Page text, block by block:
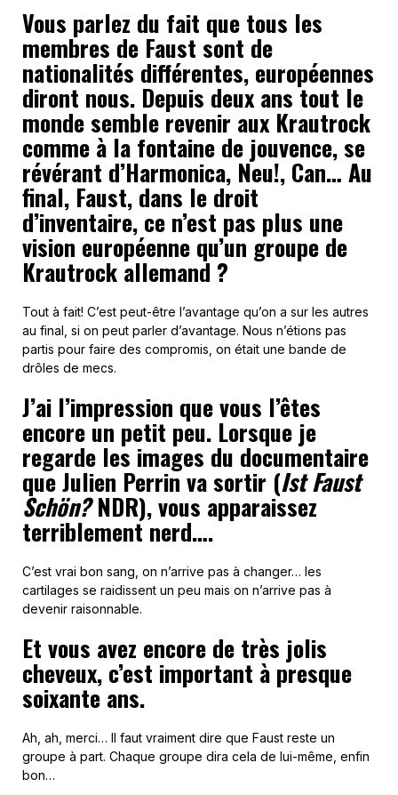
Vous parlez du fait que tous les
membres de Faust sont de
nationalités différentes, européennes
diront nous. Depuis deux ans tout le
monde semble revenir aux Krautrock
comme à la fontaine de jouvence, se
révérant d’Harmonica, Neu!, Can… Au
final, Faust, dans le droit
d’inventaire, ce n’est pas plus une
vision européenne qu’un groupe de
Krautrock allemand ?
Tout à fait! C’est peut-être l’avantage qu’on a sur les autres
au final, si on peut parler d’avantage. Nous n’étions pas
partis pour faire des compromis, on était une bande de
drôles de mecs.
J’ai l’impression que vous l’êtes
encore un petit peu. Lorsque je
regarde les images du documentaire
que Julien Perrin va sortir (Ist Faust
Schön?NDR), vous apparaissez
terriblement nerd….
C’est vrai bon sang, on n’arrive pas à changer… les
cartilages se raidissent un peu mais on n’arrive pas à
devenir raisonnable.
Et vous avez encore de très jolis
cheveux, c’est important à presque
soixante ans.
Ah, ah, merci… Il faut vraiment dire que Faust reste un
groupe à part. Chaque groupe dira cela de lui-même, enfin
bon…